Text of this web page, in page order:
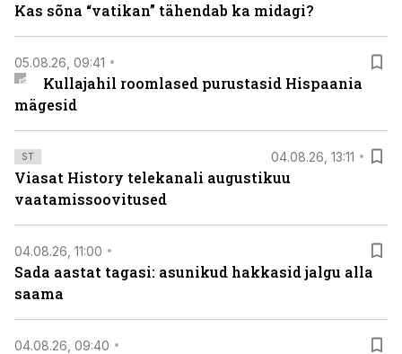
Kas sõna “vatikan” tähendab ka midagi?
05.08.26, 09:41
Kullajahil roomlased purustasid Hispaania
mägesid
ST 04.08.26, 13:11
Viasat History telekanali augustikuu
vaatamissoovitused
04.08.26, 11:00
Sada aastat tagasi: asunikud hakkasid jalgu alla
saama
04.08.26, 09:40